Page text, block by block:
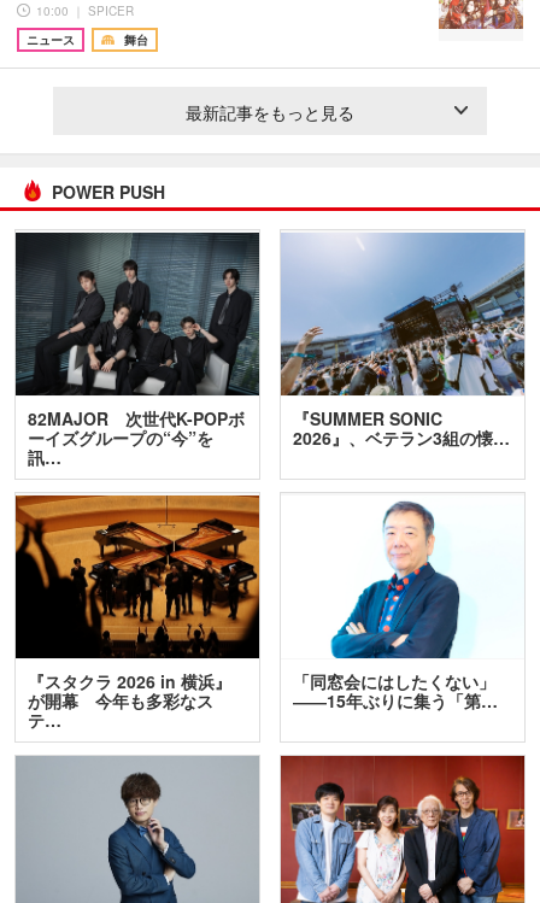
10:00 ｜ SPICER
ニュース
舞台
最新記事をもっと見る
POWER PUSH
82MAJOR 次世代K-POPボ
ーイズグループの“今”を
訊…
『SUMMER SONIC
2026』、ベテラン3組の懐…
『スタクラ 2026 in 横浜』
が開幕 今年も多彩なス
テ…
「同窓会にはしたくない」
――15年ぶりに集う「第…